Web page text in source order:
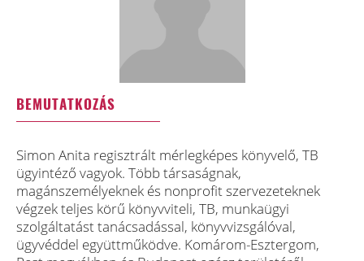
BEMUTATKOZÁS
Simon Anita regisztrált mérlegképes könyvelő, TB
ügyintéző vagyok. Több társaságnak,
magánszemélyeknek és nonprofit szervezeteknek
végzek teljes körű könyvviteli, TB, munkaügyi
szolgáltatást tanácsadással, könyvvizsgálóval,
ügyvéddel együttműködve. Komárom-Esztergom,